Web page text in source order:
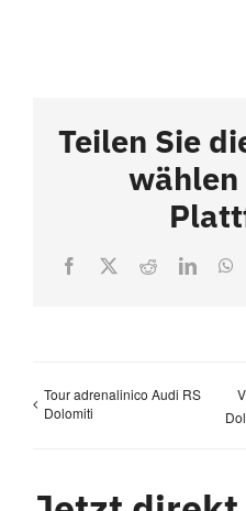
Teilen Sie
Facebook
X Reddit
Tour adrenalinico Audi RS
Dolomiti